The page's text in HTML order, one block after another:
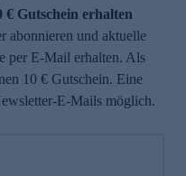
€ Gutschein erhalten
abonnieren und aktuelle
per E-Mail erhalten. Als
10 € Gutschein. Eine
E-Mails möglich.